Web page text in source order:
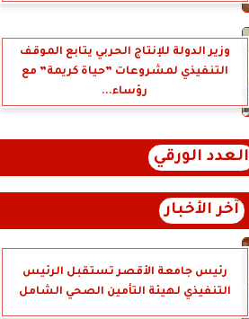
وزير الدولة للإنتاج الحربي يتابع الموقف
التنفيذي لمشروعات ”حياة كريمة” مع
رؤساء...
العدد الورقي
آخر الأخبار
رئيس جامعة الأقصر تستقبل الرئيس
التنفيذي لهيئة التأمين الصحي الشامل